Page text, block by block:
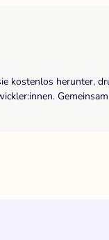
kostenlos herunter,